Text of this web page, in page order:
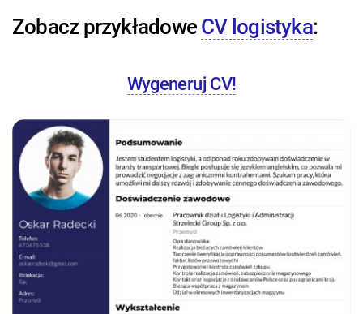
Zobacz przykładoweCV logistyka:
Wygeneruj CV!